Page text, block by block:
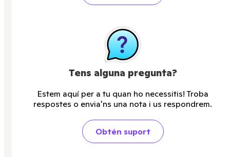
Tens alguna pregunta?
Estem aquí per a tu quan ho necessitis! Troba
respostes o envia'ns una nota i us respondrem.
Obtén suport